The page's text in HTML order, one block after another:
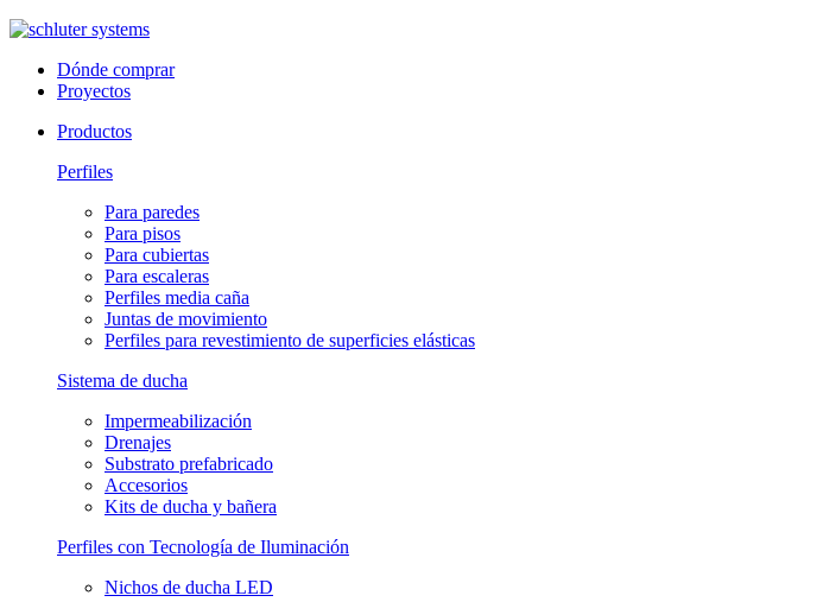
Dónde comprar
Proyectos
Productos
Perfiles
Para paredes
Para pisos
Para cubiertas
Para escaleras
Perfiles media caña
Juntas de movimiento
Perfiles para revestimiento de superficies elásticas
Sistema de ducha
Impermeabilización
Drenajes
Substrato prefabricado
Accesorios
Kits de ducha y bañera
Perfiles con Tecnología de Iluminación
Nichos de ducha LED